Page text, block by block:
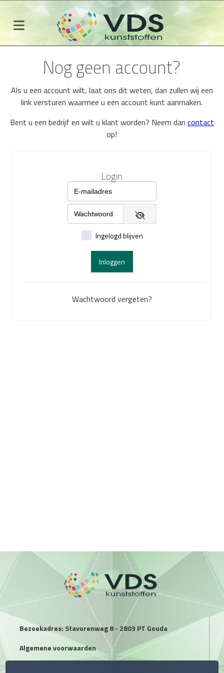
Nog geen account?
Als u een account wilt, laat ons dit weten, dan zullen wij een
link versturen waarmee u een account kunt aanmaken.
Bent u een bedrijf en wilt u klant worden? Neem dan contact
op!
Login
Ingelogd blijven
Inloggen
Wachtwoord vergeten?
Bezoekadres: Stavorenweg 8 - 2803 PT Gouda
Algemene voorwaarden